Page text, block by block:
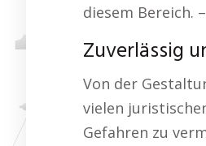
diesem Bereich. –
Zuverlässig
Von der
vielen
Gefahren zu